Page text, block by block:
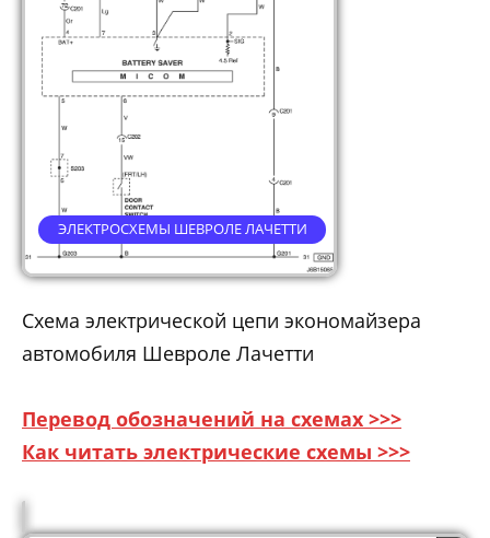
ЭЛЕКТРОСХЕМЫ ШЕВРОЛЕ ЛАЧЕТТИ
Схема электрической цепи экономайзера
автомобиля Шевроле Лачетти
Перевод обозначений на схемах >>>
Как читать электрические схемы >>>